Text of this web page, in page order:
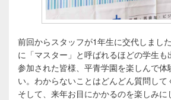
前回からスタッフが1年生に交代しまし
に「マスター」と呼ばれるほどの学生も
参加された皆様、平青学園を楽しんで体
い。わからないことはどんどん質問して
そして、来年お目にかかるのを楽しみに